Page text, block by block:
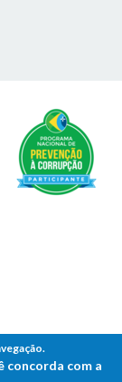
concorda com a